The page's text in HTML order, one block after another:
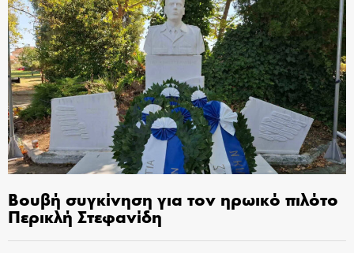
Βουβή συγκίνηση για τον ηρωικό πιλότο
Περικλή Στεφανίδη